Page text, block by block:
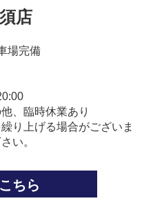
店
場完備
、臨時休業あり
り上げる場合がございま
い。
ちら